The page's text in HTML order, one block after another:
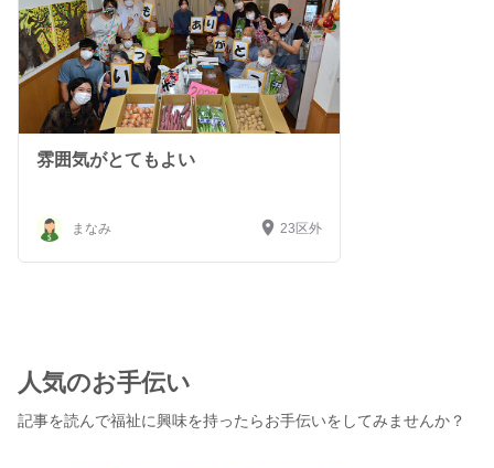
雰囲気がとてもよい
まなみ 23区外
人気のお手伝い
記事を読んで福祉に興味を持ったらお手伝いをしてみませんか？